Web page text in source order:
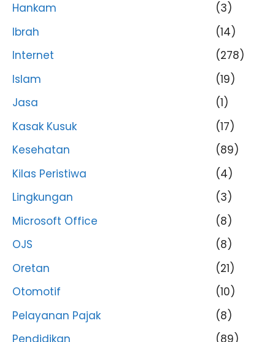
Hankam
(3)
Ibrah
(14)
Internet
(278)
Islam
(19)
Jasa
(1)
Kasak Kusuk
(17)
Kesehatan
(89)
Kilas Peristiwa
(4)
Lingkungan
(3)
Microsoft Office
(8)
OJS
(8)
Oretan
(21)
Otomotif
(10)
Pelayanan Pajak
(8)
Pendidikan
(89)